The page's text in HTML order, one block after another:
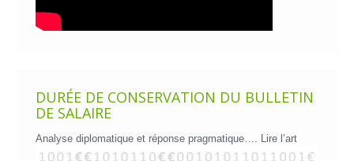
DURÉE DE CONSERVATION DU BULLETIN
DE SALAIRE
Analyse diplomatique et réponse pragmatique…. Lire l’art